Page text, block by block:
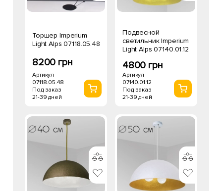
Торшер Imperium
Light Alps 07118.05.48
8200 грн
Артикул
07118.05.48
Под заказ
21-39 дней
Подвесной
светильник Imperium
Light Alps 07140.01.12
4800 грн
Артикул
07140.01.12
Под заказ
21-39 дней